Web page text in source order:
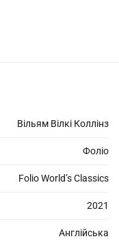
письменник і
побуту та звичаїв
Вільям Вілкі Коллінз
Фоліо
Folio World’s Classics
2021
Англійська